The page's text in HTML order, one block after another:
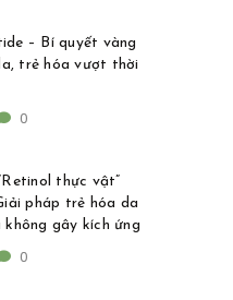
– Bí quyết vàng
trẻ hóa vượt thời
0
thực vật”
pháp trẻ hóa da
gây kích ứng
0